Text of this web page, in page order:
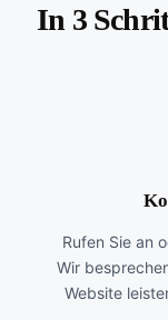
In 3
Rufen Sie an
Wir
Website